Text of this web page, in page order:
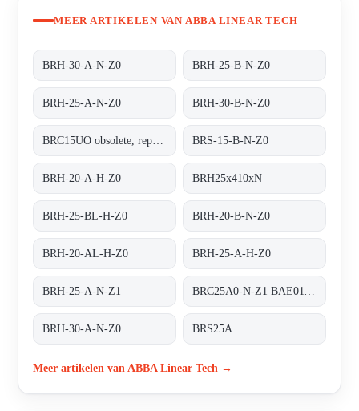
MEER ARTIKELEN VAN ABBA LINEAR TECH
BRH-30-A-N-Z0 BRH-25-B-N-Z0
BRH-25-A-N-Z0 BRH-30-B-N-Z0
BRS-15-B-N-Z0
BRH-20-A-H-Z0 BRH25x410xN
BRH-25-BL-H-Z0 BRH-20-B-N-Z0
BRH-20-AL-H-Z0 BRH-25-A-H-Z0
BRH-25-A-N-Z1
BRH-30-A-N-Z0 BRS25A
Meer artikelen van ABBA Linear Tech →